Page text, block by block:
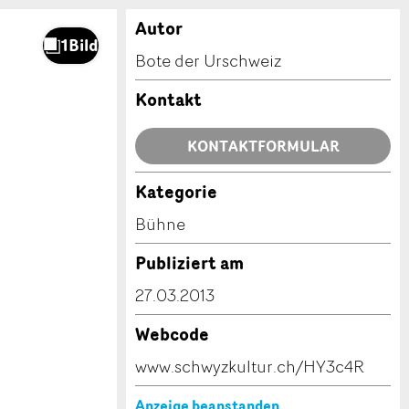
Autor
Bote der Urschweiz
Kontakt
KONTAKTFORMULAR
Kategorie
Bühne
Publiziert am
27.03.2013
Webcode
www.schwyzkultur.ch/HY3c4R